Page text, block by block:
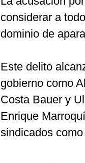
considerar a
dominio de
Este delito
gobierno como
Costa Bauer y
Enrique
sindicados